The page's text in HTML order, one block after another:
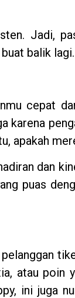
Jadi,
balik lagi.
cepat
karena
apakah
dan
puas
atau poin
ini juga